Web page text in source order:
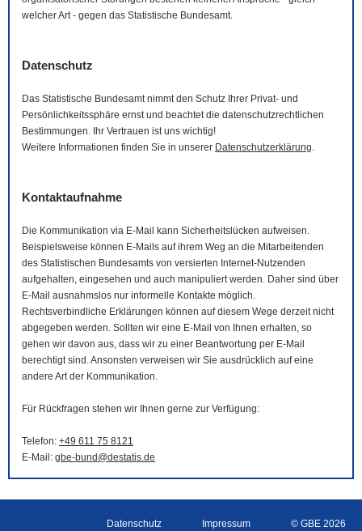
welcher Art - gegen das Statistische Bundesamt.
Datenschutz
Das Statistische Bundesamt nimmt den Schutz Ihrer Privat- und
Persönlichkeitssphäre ernst und beachtet die datenschutzrechtlichen
Bestimmungen. Ihr Vertrauen ist uns wichtig!
Weitere Informationen finden Sie in unserer Datenschutzerklärung.
Kontaktaufnahme
Die Kommunikation via E-Mail
kann Sicherheitslücken aufweisen.
Beispielsweise können E-Mails auf ihrem Weg an die Mitarbeitenden
des Statistischen Bundesamts von versierten Internet-Nutzenden
aufgehalten, eingesehen und auch manipuliert werden. Daher sind über
E-Mail ausnahmslos nur informelle Kontakte möglich.
Rechtsverbindliche Erklärungen können auf diesem Wege derzeit nicht
abgegeben werden. Sollten wir eine E-Mail von Ihnen erhalten, so
gehen wir davon aus, dass wir zu einer Beantwortung per E-Mail
berechtigt sind. Ansonsten verweisen wir Sie ausdrücklich auf eine
andere Art der Kommunikation.
Für Rückfragen stehen wir Ihnen gerne zur Verfügung:
Telefon: +49 611 75 8121
E-Mail : gbe-bund@destatis.de
Datenschutz Impressum © GBE 2026